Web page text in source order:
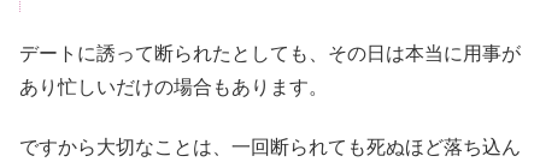
デートに誘って断られたとしても、その日は本当に用事が
あり忙しいだけの場合もあります。
ですから大切なことは、一回断られても死ぬほど落ち込ん